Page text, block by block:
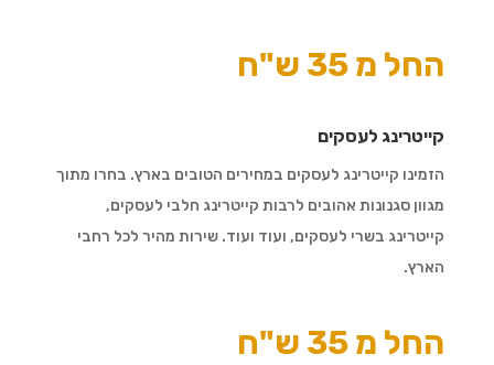
החל מ 35 ש"ח
קייטרינג לעסקים
הזמינו קייטרינג לעסקים במחירים הטובים בארץ. בחרו מתוך
מגוון סגנונות אהובים לרבות קייטרינג חלבי לעסקים,
קייטרינג בשרי לעסקים, ועוד ועוד. שירות מהיר לכל רחבי
הארץ.
החל מ 35 ש"ח